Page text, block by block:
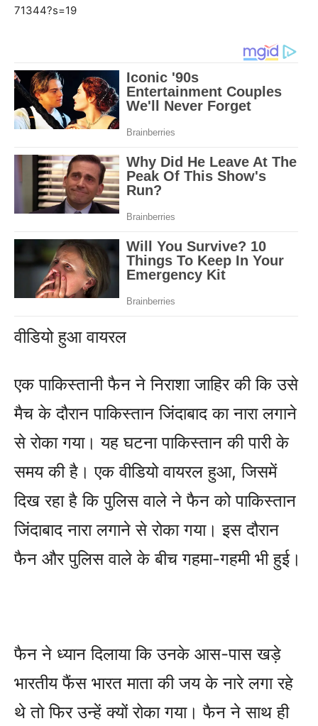
71344?s=19
वीडियो हुआ वायरल
एक पाकिस्‍तानी फैन ने निराशा जाहिर की कि उसे
मैच के दौरान पाकिस्‍तान जिंदाबाद का नारा लगाने
से रोका गया। यह घटना पाकिस्‍तान की पारी के
समय की है। एक वीडियो वायरल हुआ, जिसमें
दिख रहा है कि पुलिस वाले ने फैन को पाकिस्‍तान
जिंदाबाद नारा लगाने से रोका गया। इस दौरान
फैन और पुलिस वाले के बीच गहमा-गहमी भी हुई।
फैन ने ध्‍यान दिलाया कि उनके आस-पास खड़े
भारतीय फैंस भारत माता की जय के नारे लगा रहे
थे तो फिर उन्‍हें क्‍यों रोका गया। फैन ने साथ ही